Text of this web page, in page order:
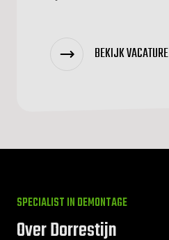
BEKIJK VACATURE
SPECIALIST IN DEMONTAGE
Over Dorrestijn